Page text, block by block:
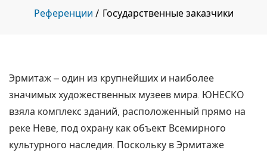
Референции Государственные заказчики
Эрмитаж – один из крупнейших и наиболее
значимых художественных музеев мира. ЮНЕСКО
взяла комплекс зданий, расположенный прямо на
реке Неве, под охрану как объект Всемирного
культурного наследия. Поскольку в Эрмитаже